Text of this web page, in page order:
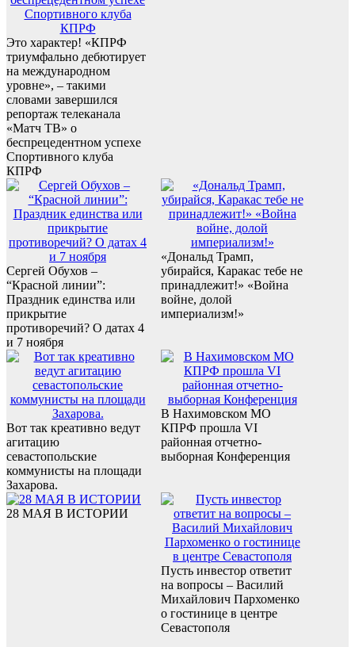
Это характер! «КПРФ
триумфально дебютирует
на международном
уровне», – такими
словами завершился
репортаж телеканала
«Матч ТВ» о
беспрецедентном успехе
Спортивного клуба
КПРФ
Сергей Обухов –
“Красной линии”:
Праздник единства или
прикрытие
противоречий? О датах 4
и 7 ноября
«Дональд Трамп,
убирайся, Каракас тебе не
принадлежит!» «Война
войне, долой
империализм!»
Вот так креативно ведут
агитацию
севастопольские
коммунисты на площади
Захарова.
В Нахимовском МО
КПРФ прошла VI
районная отчетно-
выборная Конференция
28 МАЯ В ИСТОРИИ
Пусть инвестор ответит
на вопросы – Василий
Михайлович Пархоменко
о гостинице в центре
Севастополя